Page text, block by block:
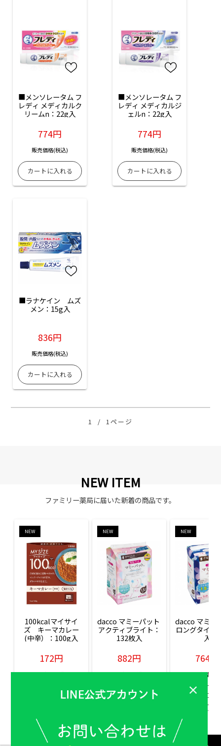
■メンソレータム フ
レディ メディカルク
リームn：22g入
774円
販売価格(税込)
■メンソレータム フ
レディ メディカルジ
ェルn：22g入
774円
販売価格(税込)
■ラナケイン　ムズ
メン：15g入
836円
販売価格(税込)
1 / 1ページ
NEW ITEM
ファミリー薬局に届いた新着の商品です。
NEW
100kcalマイサイ
ズ　キーマカレー
(中辛）：100g入
172円
販売価格(税込)
NEW
dacco マミーパット
アクティブライト：
132枚入
882円
販売価格(税込)
NEW
dacco マミー
ロングタイム
入
764円
販売価格(税